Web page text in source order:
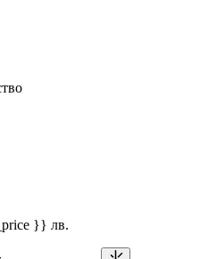
}} лв.